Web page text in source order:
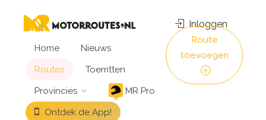
Home
Nieuws
Routes
Toerritten
Provincies
MR Pro
Ontdek de App!
Inloggen
Route
toevoegen